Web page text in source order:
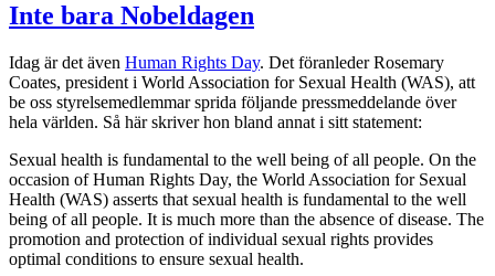
Inte bara Nobeldagen
Idag är det även Human Rights Day. Det föranleder Rosemary
Coates, president i World Association for Sexual Health (WAS), att
be oss styrelsemedlemmar sprida följande pressmeddelande över
hela världen. Så här skriver hon bland annat i sitt statement:
Sexual health is fundamental to the well being of all people. On the
occasion of Human Rights Day, the World Association for Sexual
Health (WAS) asserts that sexual health is fundamental to the well
being of all people. It is much more than the absence of disease. The
promotion and protection of individual sexual rights provides
optimal conditions to ensure sexual health.